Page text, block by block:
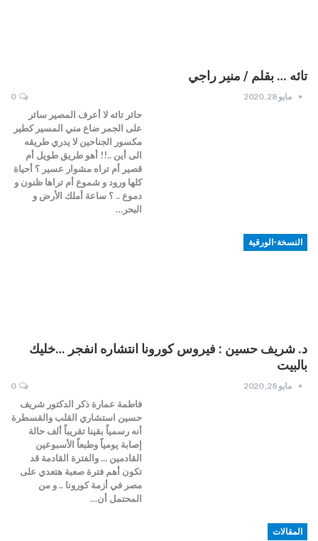
تائه … بقلم / منير راجي
مايو 28, 2020 0
حائر تائه لا أعرف المصير سائر
على الجمر ضاع مني المسير كطير
مكسور الجناحين لا يدري طريقه
الى أين ..!! أهو طريق طويل أم
قصير أم تراه مشوار عسير ؟ أحياة
كلها ورود و شموع أم تراها ظنون و
دموع .. ؟ ساعة أملك الأرض و
البحر…
النسخة-الورقية
د. شريف حسين : فيروس كورونا انتشاره انفجر …خليك
بالبيت
مايو 28, 2020 0
فاطمة عمارة ذكر الدكتور شريف
حسين استشاري القلب والقسطرة
أنه ️رسمياً بقينا تقريباً ألف حالة
إصابة يومياً ️وطبعاً الأسبوعين
القادمين ... والفترة القادمة قد
تكون أهم فترة صعبة هتعدي على
مصر في أزمة كورونا .. و من
المحتمل أن…
المقالات